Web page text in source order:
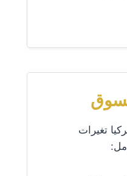
تغيرات